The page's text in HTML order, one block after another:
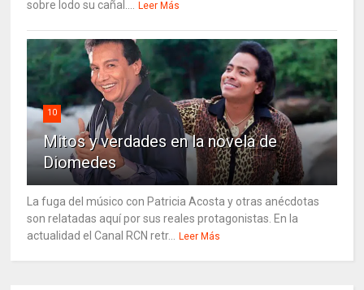
sobre lodo su cañal....
Leer Más
10
Mitos y verdades en la novela de
Diomedes
La fuga del músico con Patricia Acosta y otras anécdotas
son relatadas aquí por sus reales protagonistas. En la
actualidad el Canal RCN retr...
Leer Más